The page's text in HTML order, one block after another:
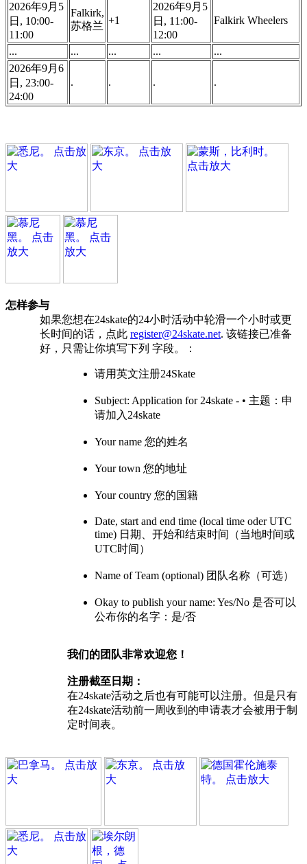
2026年9月5
日, 10:00-
11:00
Falkirk,
苏格兰 +1
2026年9月5
日, 11:00-
12:00
Falkirk Wheelers
... ... ... ...
...
2026年9月6
日, 23:00-
24:00
. . . .
怎样参与
如果您想在24skate的24小时活动中轮滑一个小时或更
长时间的话，点此 register@24skate.net. 该链接已准备
好，只需让你填写下列 字段。：
请用英文注册24Skate
Subject: Application for 24skate - • 主题：申
请加入24skate
Your name 您的姓名
Your town 您的地址
Your country 您的国籍
Date, start and end time (local time oder UTC
time) 日期、开始和结束时间（当地时间或
UTC时间）
Name of Team (optional) 团队名称（可选）
Okay to publish your name: Yes/No 是否可以
公布你的名字：是/否
我们的团队非常欢迎您！
注册截至日期：
在24skate活动之后也有可能可以注册。但是只有
在24skate活动前一周收到的申请表才会被用于制
定时间表。